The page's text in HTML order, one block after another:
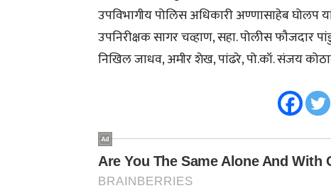
उपविभागीय पोलिस अधिकारी अण्णासाहेब घोलप
उपनिरीक्षक सागर चव्हाण, सहा. पोलीस फौजदार
निखिल जाधव, अमीर शेख, पांढरे, पो.कॉ. संजय